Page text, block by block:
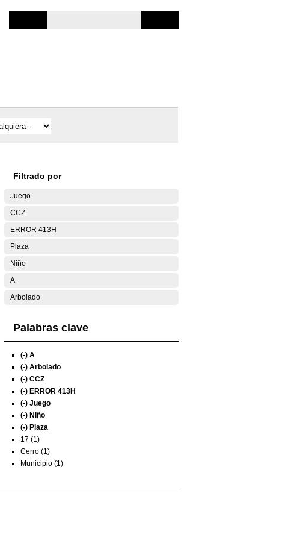
Filtrado por
Juego
CCZ
ERROR 413H
Plaza
Niño
A
Arbolado
Palabras clave
(-) A
(-) Arbolado
(-) CCZ
(-) ERROR 413H
(-) Juego
(-) Niño
(-) Plaza
17 (1)
Cerro (1)
Municipio (1)